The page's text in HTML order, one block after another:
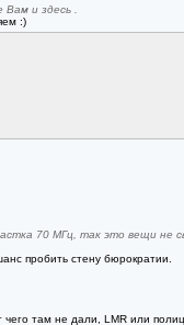
и здесь .
:)
70 МГц, так это вещи не
пробить стену бюрократии.
там не дали, LMR или